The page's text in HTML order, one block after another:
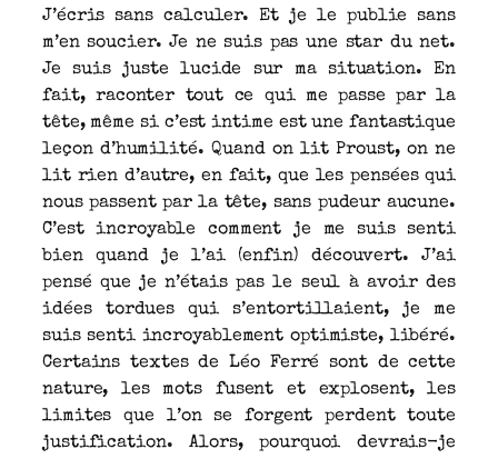
J’écris sans calculer. Et je le publie sans
m’en soucier. Je ne suis pas une star du net.
Je suis juste lucide sur ma situation. En
fait, raconter tout ce qui me passe par la
tête, même si c’est intime est une fantastique
leçon d’humilité. Quand on lit Proust, on ne
lit rien d’autre, en fait, que les pensées qui
nous passent par la tête, sans pudeur aucune.
C’est incroyable comment je me suis senti
bien quand je l’ai (enfin) découvert. J’ai
pensé que je n’étais pas le seul à avoir des
idées tordues qui s’entortillaient, je me
suis senti incroyablement optimiste, libéré.
Certains textes de Léo Ferré sont de cette
nature, les mots fusent et explosent, les
limites que l’on se forgent perdent toute
justification. Alors, pourquoi devrais-je